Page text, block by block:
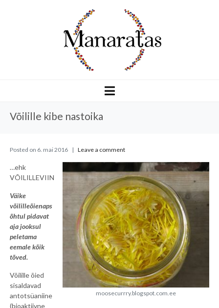
Võilille kibe nastoika
Posted on 6. mai 2016 Leave a comment
moosecurrry.blogspot.com.ee
…ehk
VÕILILLEVIIN
Väike
võililleõienaps
õhtul pidavat
aja jooksul
peletama
eemale kõik
tõved.
Võilille õied
sisaldavad
antotsüaniine
(bioaktiivne